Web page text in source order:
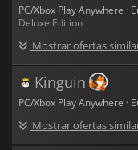
PC/Xbox Play Anywhere ·
Deluxe Edition
Mostrar ofertas
Kinguin
PC/Xbox Play Anywhere ·
Mostrar ofertas